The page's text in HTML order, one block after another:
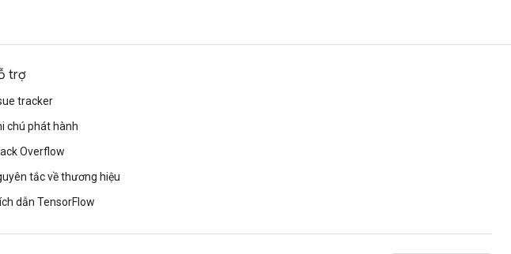
trợ
tracker
chú phát hành
Overflow
tắc về thương hiệu
dẫn TensorFlow